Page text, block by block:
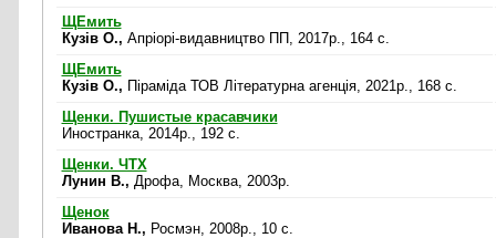
ЩЕмить
Кузів О., Апріорі-видавництво ПП, 2017р., 164 c.
ЩЕмить
Кузів О., Пірамiда ТОВ Лiтературна агенцiя, 2021р., 168 c.
Щенки. Пушистые красавчики
Иностранка, 2014р., 192 c.
Щенки. ЧТХ
Лунин В., Дрофа, Москва, 2003р.
Щенок
Иванова Н., Росмэн, 2008р., 10 c.